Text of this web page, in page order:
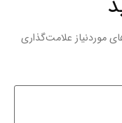
موردنیاز علامت‌گذاری